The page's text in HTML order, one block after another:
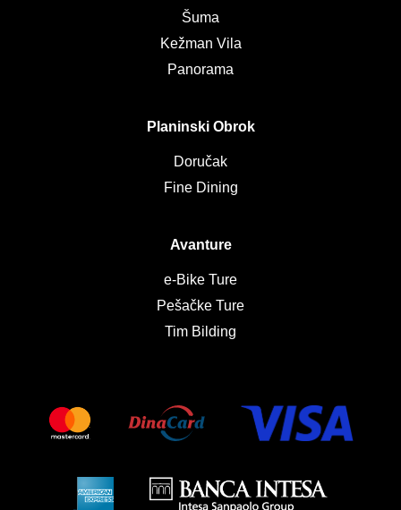
Šuma
Kežman Vila
Panorama
Planinski Obrok
Doručak
Fine Dining
Avanture
e-Bike Ture
Pešačke Ture
Tim Bilding